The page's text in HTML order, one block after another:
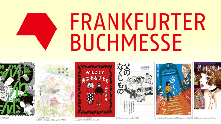
文化庁メディア芸術海外展開事業とは
参加フェスティバル
上映プログラム
クリエイターズ・ファイル